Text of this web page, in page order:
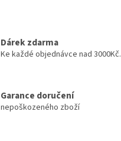
Dárek zdarma
Ke každé objednávce nad 3000Kč.
Garance doručení
nepoškozeného zboží